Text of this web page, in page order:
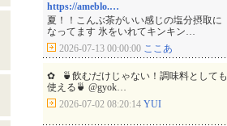
https://ameblo.…
夏！！こんぶ茶がいい感じの塩分摂取に
なってます 氷をいれてキンキン…
2026-07-13 00:00:00 ここあ
︎✿ ⁡ ⁡ 🍵飲むだけじゃない！調味料としても
使える🍵 @gyok…
2026-07-02 08:20:14 YUI